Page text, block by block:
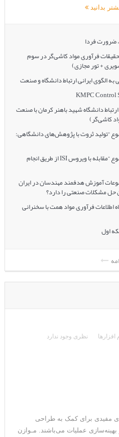
بدانید
ضرورت فردا
فرآوری مواد کاشی‌گر در سوم
الگوی ایرانی ارتباط دانشگاه و صنعت
دانشگاه شهید باهنر کرمان با صنعت
کاشی‌گر)
“تولید ثروت با پژوهش‌های دانشگاهی:
سخنرانی دکتر صمد بنیسی با موضوع “مقابله با ویروس ISI از طریق انجام
آموزش هدفمند مهندسان در ایران
حل مشکلات صنعتی را دارد؟
اطلاعات فرآوری مواد همت با سخنرانی
افزارها نظری وجود ندارد
مفیدی برای کمک به طراحی
بهینه‌سازی عملیات می‌باشند. مـوازن